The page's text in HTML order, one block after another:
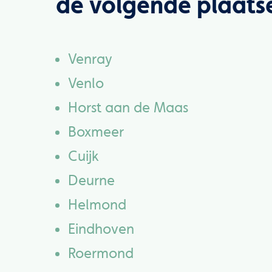
de volgende
Venray
Venlo
Horst aan de Maas
Boxmeer
Cuijk
Deurne
Helmond
Eindhoven
Roermond